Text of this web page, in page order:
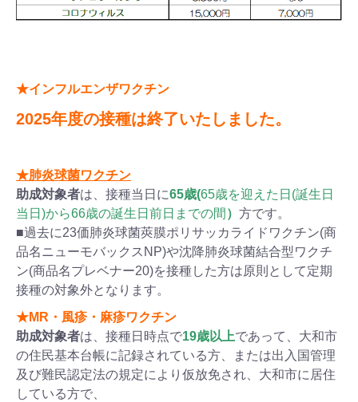
★インフルエンザワクチン
2025年度の接種は終了いたしました。
★肺炎球菌ワクチン
助成対象者は、接種当日に65歳(65歳を迎えた日(誕生日
当日)から66歳の誕生日前日までの間 ） 方です。
■過去に23価肺炎球菌莢膜ポリサッカライドワクチン(商
品名ニューモバックスNP)や沈降肺炎球菌結合型ワクチ
ン(商品名プレベナー20)を接種した方は原則として定期
接種の対象外となります。
★MR・風疹・麻疹ワクチン
助成対象者は、接種日時点で19歳以上であって、大和市
の住民基本台帳に記録されている方、または出入国管理
及び難民認定法の規定により仮放免され、大和市に居住
している方で、